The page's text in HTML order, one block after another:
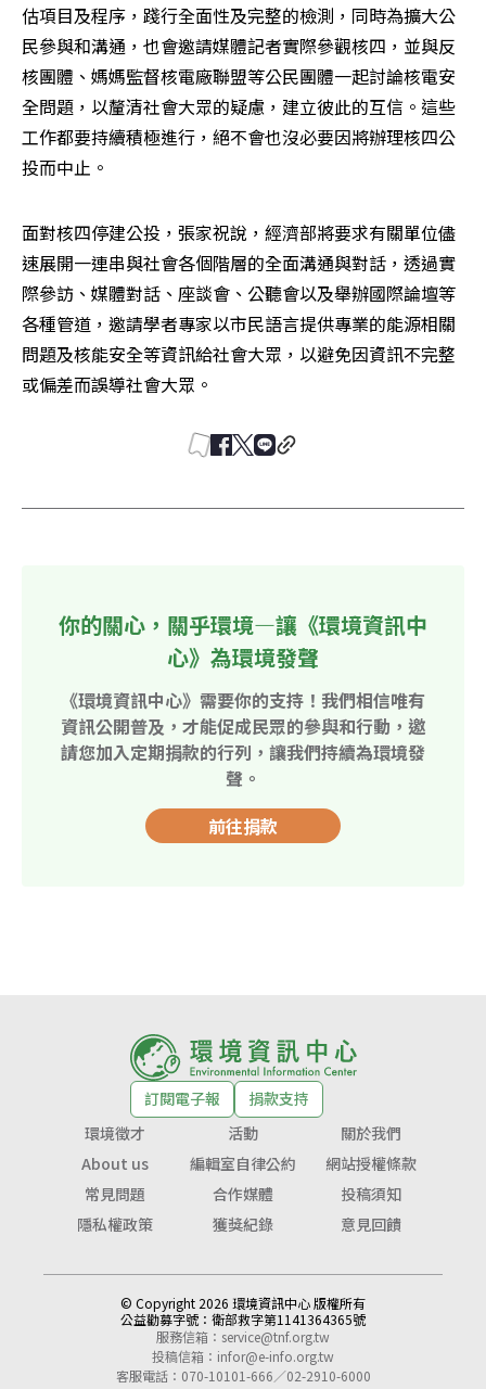
估項目及程序，踐行全面性及完整的檢測，同時為擴大公
民參與和溝通，也會邀請媒體記者實際參觀核四，並與反
核團體、媽媽監督核電廠聯盟等公民團體一起討論核電安
全問題，以釐清社會大眾的疑慮，建立彼此的互信。這些
工作都要持續積極進行，絕不會也沒必要因將辦理核四公
投而中止。
面對核四停建公投，張家祝說，經濟部將要求有關單位儘
速展開一連串與社會各個階層的全面溝通與對話，透過實
際參訪、媒體對話、座談會、公聽會以及舉辦國際論壇等
各種管道，邀請學者專家以市民語言提供專業的能源相關
問題及核能安全等資訊給社會大眾，以避免因資訊不完整
或偏差而誤導社會大眾。
你的關心，關乎環境—讓《環境資訊中
心》為環境發聲
《環境資訊中心》需要你的支持！我們相信唯有
資訊公開普及，才能促成民眾的參與和行動，邀
請您加入定期捐款的行列，讓我們持續為環境發
聲。
前往捐款
訂閱電子報
捐款支持
環境徵才
活動
關於我們
About us
編輯室自律公約
網站授權條款
常見問題
合作媒體
投稿須知
隱私權政策
獲獎紀錄 意見回饋
© Copyright 2026 環境資訊中心 版權所有
公益勸募字號： 衛部救字第1141364365號
服務信箱： service@tnf.org.tw
投稿信箱： infor@e-info.org.tw
客服電話：070-10101-666／02-2910-6000